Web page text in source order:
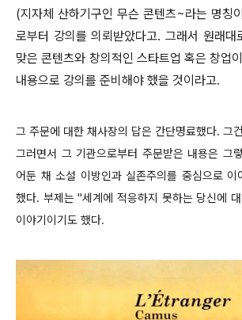
(지자체 산하기구인 무슨 콘텐츠~라는 명칭
로부터 강의를 의뢰받았다고. 그래서 원래대
맞은 콘텐츠와 창의적인 스타트업 혹은 창업
내용으로 강의를 준비해야 했을 것이라고.
그 주문에 대한 채사장의 답은 간단명료했다. 그
그러면서 그 기관으로부터 주문받은 내용은 그
어둔 채 소설 이방인과 실존주의를 중심으로 이
했다. 부제는 "세계에 적응하지 못하는 당신에
이야기이기도 했다.